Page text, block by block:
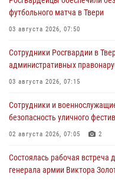
футбольного матча в Твери
03 августа 2026, 07:50
Сотрудники Росгвардии в
административных
03 августа 2026, 07:15
Сотрудники и
безопасность уличного
02 августа 2026, 07:05 2
Состоялась рабочая встреча
генерала армии Виктора